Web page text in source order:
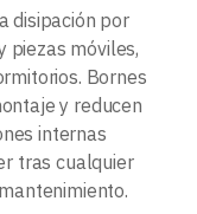
disipación por
piezas móviles,
Bornes
y reducen
internas
tras cualquier